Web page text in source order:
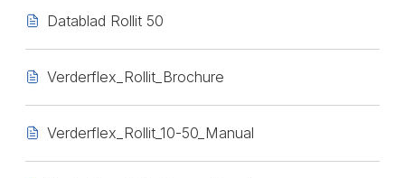
Datablad Rollit 50
Verderflex_Rollit_Brochure
Verderflex_Rollit_10-50_Manual